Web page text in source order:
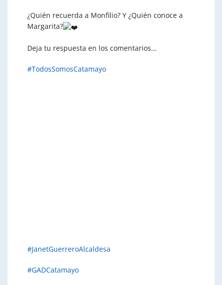
¿Quién recuerda a Monfilio? Y ¿Quién conoce a
Margarita?
Deja tu respuesta en los comentarios…
#TodosSomosCatamayo
#JanetGuerreroAlcaldesa
#GADCatamayo